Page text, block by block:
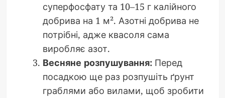
суперфосфату та 10–15 г калійного
добрива на 1 м². Азотні добрива не
потрібні, адже квасоля сама
виробляє азот.
Весняне розпушування:Перед
посадкою ще раз розпушіть ґрунт
граблями або вилами, щоб зробити